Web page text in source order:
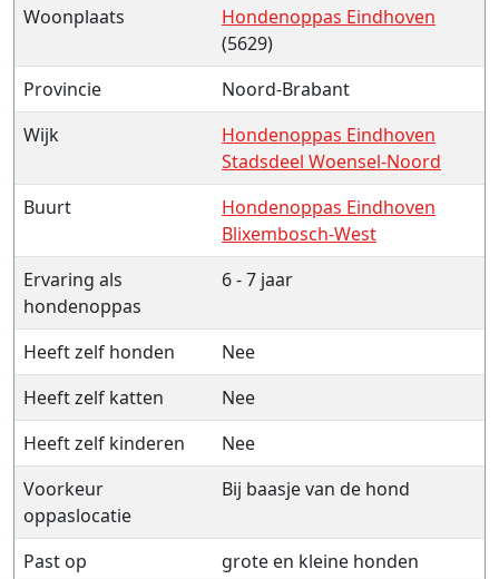
Woonplaats
Hondenoppas Eindhoven
(5629)
Provincie
Noord-Brabant
Wijk
Hondenoppas Eindhoven
Stadsdeel Woensel-Noord
Buurt
Hondenoppas Eindhoven
Blixembosch-West
Ervaring als
hondenoppas
6 - 7 jaar
Heeft zelf honden
Nee
Heeft zelf katten
Nee
Heeft zelf kinderen
Nee
Voorkeur
oppaslocatie
Bij baasje van de hond
Past op
grote en kleine honden